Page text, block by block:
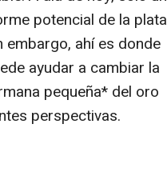
potencial de la plata
ahí es donde
ayudar a cambiar la
pequeña* del oro
perspectivas.